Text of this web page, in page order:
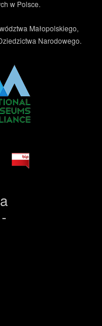
w Polsce.
Małopolskiego,
Narodowego.